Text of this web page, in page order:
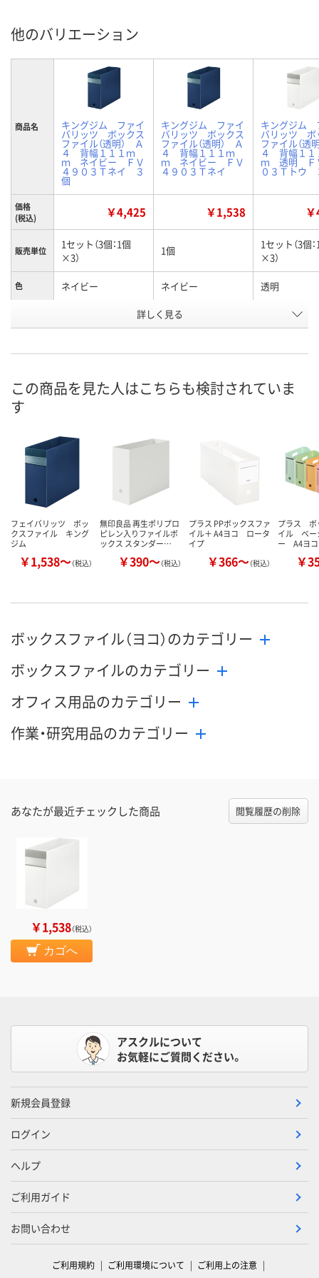
他のバリエーション
商品名 キングジム ファイ
バリッツ ボックス
ファイル（透明） Ａ
４ 背幅１１１ｍ
ｍ ネイビー ＦＶ
４９０３Ｔネイ ３
個
キングジム ファイ
バリッツ ボックス
ファイル（透明） Ａ
４ 背幅１１１ｍ
ｍ ネイビー ＦＶ
４９０３Ｔネイ
キングジム
バリッツ ボ
ファイル（透
４ 背幅１１
ｍ 透明 Ｆ
０３Ｔトウ
価格
(税込)
￥4,425 ￥1,538
販売単位
1セット（3個：1個
×3）
1個
1セット（3個
×3）
色 ネイビー ネイビー 透明
P207406 P238142
お届け日 8月11日（火） 8月11日（火）
ついてご連絡
数量 数量
カ
詳しく見る
この商品を見た人はこちらも検討されていま
す
フェイバリッツ ボッ
クスファイル キング
ジム
￥1,538～（税込）
無印良品 再生ポリプロ
ピレン入りファイルボ
ックス スタンダー…
￥390～（税込）
プラス PPボックスファ
イル＋ A4ヨコ ロータ
イプ
￥366～（税込）
プラス ボ
イル ベー
ー A4ヨコ
￥
ボックスファイル（ヨコ）のカテゴリー
ボックスファイルのカテゴリー
オフィス用品のカテゴリー
作業・研究用品のカテゴリー
あなたが最近チェックした商品 閲覧履歴の削除
￥1,538（税込）
カゴへ
アスクルについて
お気軽にご質問ください。
新規会員登録
ログイン
ヘルプ
ご利用ガイド
お問い合わせ
ご利用規約 ご利用環境について ご利用上の注意